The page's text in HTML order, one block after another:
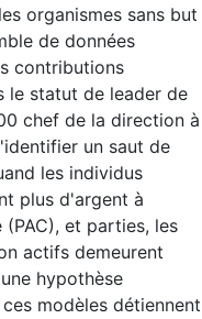
organismes sans but
de données
contributions
le statut de leader de
chef de la direction à
un saut de
les individus
plus d'argent à
et parties, les
actifs demeurent
hypothèse
modèles détiennent